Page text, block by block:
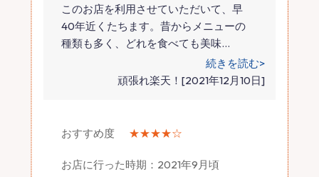
このお店を利用させていただいて、早
40年近くたちます。昔からメニューの
種類も多く、どれを食べても美味…
続きを読む>
頑張れ楽天！[2021年12月10日]
おすすめ度 ★★★★☆
お店に行った時期：2021年9月頃